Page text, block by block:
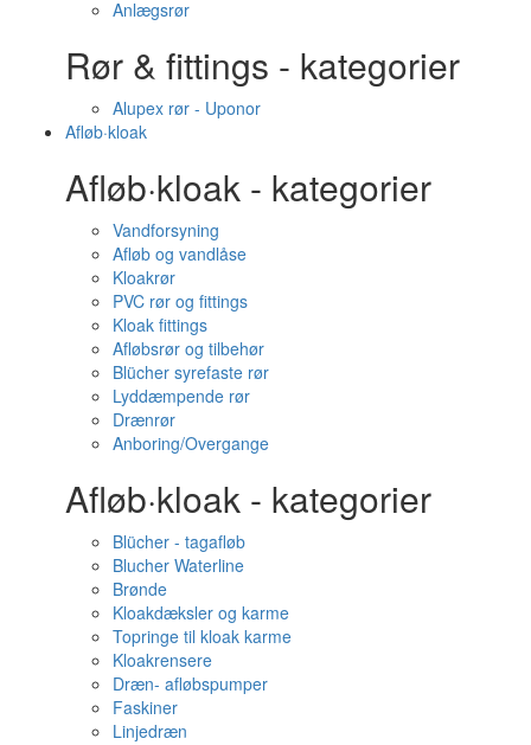
Anlægsrør
Rør & fittings - kategorier
Alupex rør - Uponor
Afløb·kloak
Afløb·kloak - kategorier
Vandforsyning
Afløb og vandlåse
Kloakrør
PVC rør og fittings
Kloak fittings
Afløbsrør og tilbehør
Blücher syrefaste rør
Lyddæmpende rør
Drænrør
Anboring/Overgange
Afløb·kloak - kategorier
Blücher - tagafløb
Blucher Waterline
Brønde
Kloakdæksler og karme
Topringe til kloak karme
Kloakrensere
Dræn- afløbspumper
Faskiner
Linjedræn